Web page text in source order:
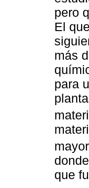
pero
El
más
para
que